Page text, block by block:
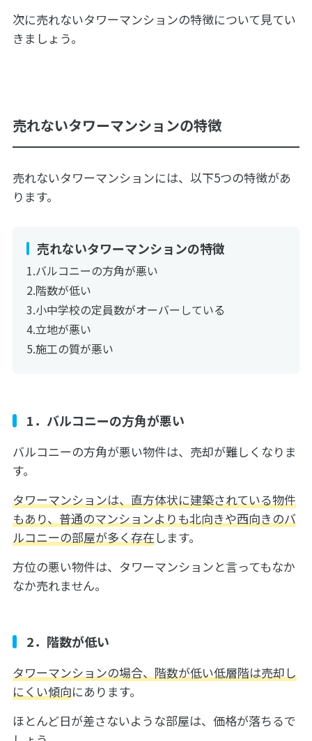
次に売れないタワーマンションの特徴について見てい
きましょう。
売れないタワーマンションの特徴
売れないタワーマンションには、以下5つの特徴があ
ります。
売れないタワーマンションの特徴
バルコニーの方角が悪い
階数が低い
小中学校の定員数がオーバーしている
立地が悪い
施工の質が悪い
1．バルコニーの方角が悪い
バルコニーの方角が悪い物件は、売却が難しくなりま
す。
タワーマンションは、直方体状に建築されている物件
もあり、普通のマンションよりも北向きや西向きのバ
ルコニーの部屋が多く存在します。
方位の悪い物件は、タワーマンションと言ってもなか
なか売れません。
2．階数が低い
タワーマンションの場合、階数が低い低層階は売却し
にくい傾向にあります。
ほとんど日が差さないような部屋は、価格が落ちるで